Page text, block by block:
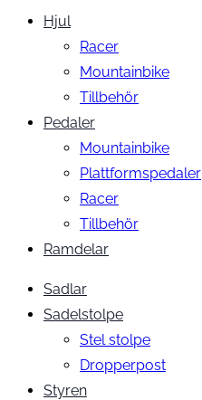
Hjul
Racer
Mountainbike
Tillbehör
Pedaler
Mountainbike
Plattformspedaler
Racer
Tillbehör
Ramdelar
Sadlar
Sadelstolpe
Stel stolpe
Dropperpost
Styren